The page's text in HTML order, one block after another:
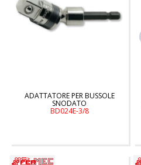
ADATTATORE PER BUSSOLE
SNODATO
BD024E-3/8